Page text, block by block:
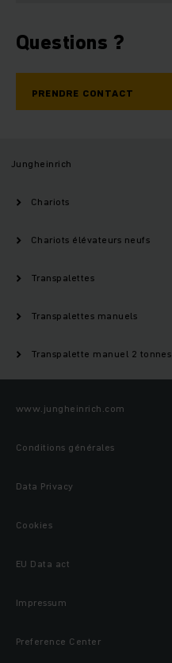
Questions ?
PRENDRE CONTACT
Jungheinrich
Chariots
Chariots élévateurs neufs
Transpalettes
Transpalettes manuels
Transpalette manuel 2 tonnes
www.jungheinrich.com
Conditions générales
Data Privacy
Cookies
EU Data act
Impressum
Preference Center